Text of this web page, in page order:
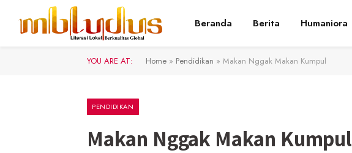
Beranda Berita Humaniora
YOU ARE AT: Home » Pendidikan » Makan Nggak Makan Kumpul
PENDIDIKAN
Makan Nggak Makan Kumpul